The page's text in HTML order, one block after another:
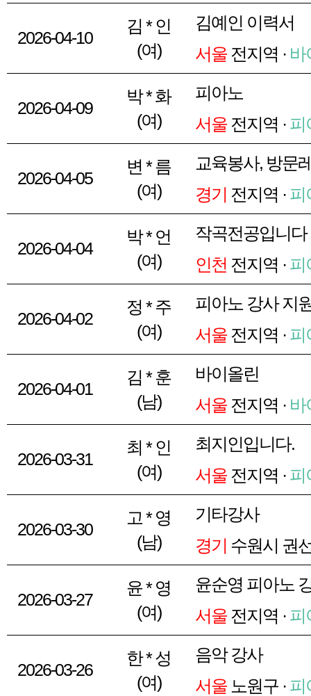
2026-04-10
김 * 인
(여)
김예인 이력서
서울전지역 · 바
2026-04-09
박 * 화
(여)
피아노
서울전지역 · 피
2026-04-05
변 * 름
(여)
교육봉사, 방문
경기 전지역 · 피
2026-04-04
박 * 언
(여)
작곡전공입니다
인천 전지역 · 피
2026-04-02
정 * 주
(여)
피아노 강사 지
서울전지역 · 피
2026-04-01
김 * 훈
(남)
바이올린
서울전지역 · 바
2026-03-31
최 * 인
(여)
최지인입니다.
서울전지역 · 피
2026-03-30
고 * 영
(남)
기타강사
경기 수원시 권
2026-03-27
윤 * 영
(여)
윤순영 피아노
서울전지역 · 피
2026-03-26
한 * 성
(여)
음악 강사
서울노원구 · 피